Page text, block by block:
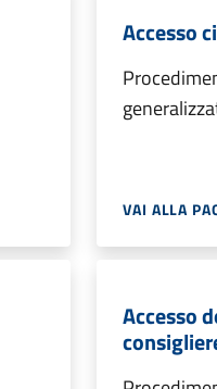
Accesso
VAI ALLA
Accesso